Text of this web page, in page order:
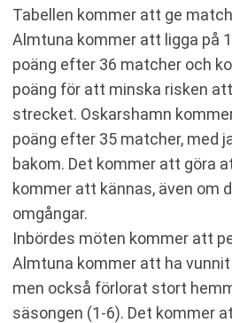
Tabellen kommer att ge
Almtuna kommer att ligga på
poäng efter 36 matcher och
poäng för att minska risken
strecket. Oskarshamn
poäng efter 35 matcher, med
bakom. Det kommer att göra
kommer att kännas, även om
omgångar.
Inbördes möten kommer att
Almtuna kommer att ha
men också förlorat stort
säsongen (1-6). Det kommer